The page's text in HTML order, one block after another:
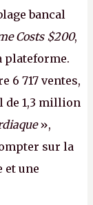
bancal
Costs $200,
plateforme.
6 717 ventes,
1,3 million
»,
sur la
et une